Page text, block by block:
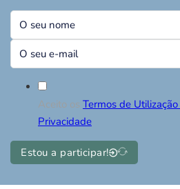
Aceito os Termos de
Privacidade
Estou a participar!